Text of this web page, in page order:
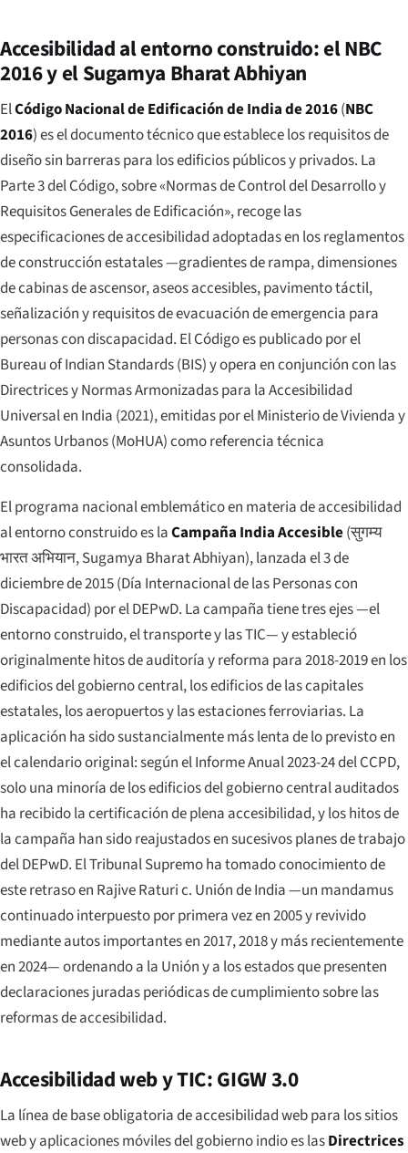
Accesibilidad al entorno construido: el NBC
2016 y el Sugamya Bharat Abhiyan
ElCódigo Nacional de Edificación de India de 2016(NBC
2016) es el documento técnico que establece los requisitos de
diseño sin barreras para los edificios públicos y privados. La
Parte 3 del Código, sobre «Normas de Control del Desarrollo y
Requisitos Generales de Edificación», recoge las
especificaciones de accesibilidad adoptadas en los reglamentos
de construcción estatales —gradientes de rampa, dimensiones
de cabinas de ascensor, aseos accesibles, pavimento táctil,
señalización y requisitos de evacuación de emergencia para
personas con discapacidad. El Código es publicado por el
Bureau of Indian Standards (BIS) y opera en conjunción con las
Directrices y Normas Armonizadas para la Accesibilidad
Universal en India (2021), emitidas por el Ministerio de Vivienda y
Asuntos Urbanos (MoHUA) como referencia técnica
consolidada.
El programa nacional emblemático en materia de accesibilidad
al entorno construido es laCampaña India Accesible(सुगम्य
भारत अभियान,Sugamya Bharat Abhiyan), lanzada el 3 de
diciembre de 2015 (Día Internacional de las Personas con
Discapacidad) por el DEPwD. La campaña tiene tres ejes —el
entorno construido, el transporte y las TIC— y estableció
originalmente hitos de auditoría y reforma para 2018-2019 en los
edificios del gobierno central, los edificios de las capitales
estatales, los aeropuertos y las estaciones ferroviarias. La
aplicación ha sido sustancialmente más lenta de lo previsto en
el calendario original: según el Informe Anual 2023-24 del CCPD,
solo una minoría de los edificios del gobierno central auditados
ha recibido la certificación de plena accesibilidad, y los hitos de
la campaña han sido reajustados en sucesivos planes de trabajo
del DEPwD. El Tribunal Supremo ha tomado conocimiento de
este retraso en Rajive Raturi c. Unión de India—un mandamus
continuado interpuesto por primera vez en 2005 y revivido
mediante autos importantes en 2017, 2018 y más recientemente
en 2024— ordenando a la Unión y a los estados que presenten
declaraciones juradas periódicas de cumplimiento sobre las
reformas de accesibilidad.
Accesibilidad web y TIC: GIGW 3.0
La línea de base obligatoria de accesibilidad web para los sitios
web y aplicaciones móviles del gobierno indio es lasDirectrices